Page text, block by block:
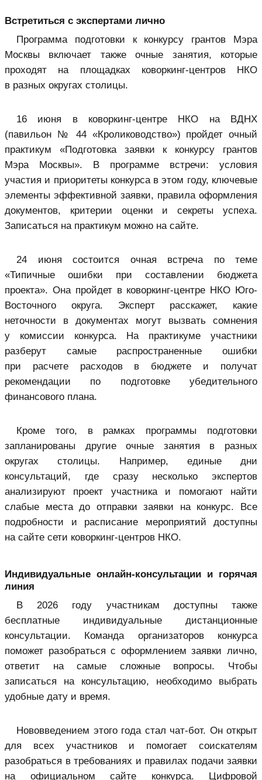
Встретиться с экспертами лично
Программа подготовки к конкурсу грантов Мэра
Москвы включает также очные занятия, которые
проходят на площадках коворкинг-центров НКО
в разных округах столицы.
16 июня в коворкинг-центре НКО на ВДНХ
(павильон № 44 «Кролиководство») пройдет очный
практикум «Подготовка заявки к конкурсу грантов
Мэра Москвы». В программе встречи: условия
участия и приоритеты конкурса в этом году, ключевые
элементы эффективной заявки, правила оформления
документов, критерии оценки и секреты успеха.
Записаться на практикум можно на сайте.
24 июня состоится очная встреча по теме
«Типичные ошибки при составлении бюджета
проекта». Она пройдет в коворкинг-центре НКО Юго-
Восточного округа. Эксперт расскажет, какие
неточности в документах могут вызвать сомнения
у комиссии конкурса. На практикуме участники
разберут самые распространенные ошибки
при расчете расходов в бюджете и получат
рекомендации по подготовке убедительного
финансового плана.
Кроме того, в рамках программы подготовки
запланированы другие очные занятия в разных
округах столицы. Например, единые дни
консультаций, где сразу несколько экспертов
анализируют проект участника и помогают найти
слабые места до отправки заявки на конкурс. Все
подробности и расписание мероприятий доступны
на сайте сети коворкинг-центров НКО.
Индивидуальные онлайн-консультации и горячая
линия
В 2026 году участникам доступны также
бесплатные индивидуальные дистанционные
консультации. Команда организаторов конкурса
поможет разобраться с оформлением заявки лично,
ответит на самые сложные вопросы. Чтобы
записаться на консультацию, необходимо выбрать
удобные дату и время.
Нововведением этого года стал чат-бот. Он открыт
для всех участников и помогает соискателям
разобраться в требованиях и правилах подачи заявки
на официальном сайте конкурса. Цифровой